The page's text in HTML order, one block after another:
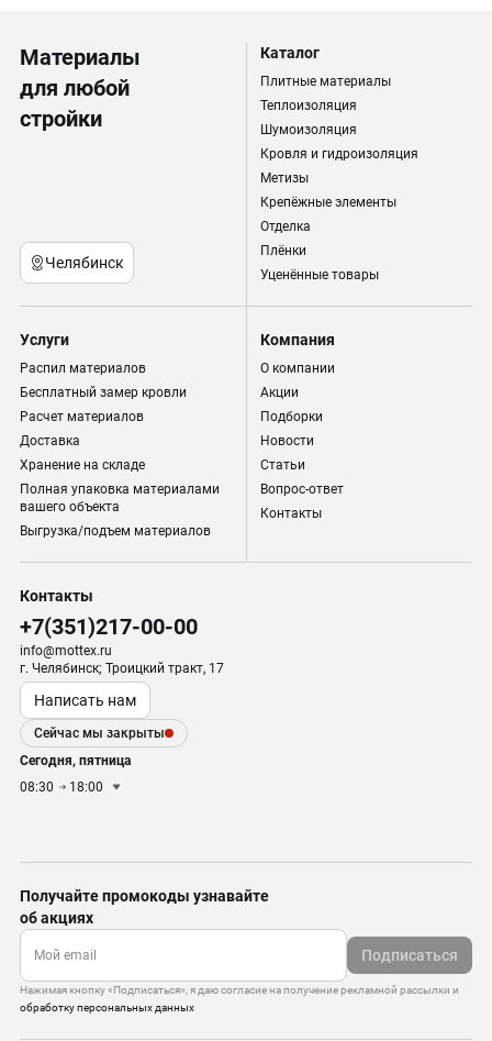
Материалы
для любой
стройки
Челябинск
Каталог
Плитные материалы
Теплоизоляция
Шумоизоляция
Кровля и гидроизоляция
Метизы
Крепёжные элементы
Отделка
Плёнки
Уценённые товары
Услуги
Распил материалов
Бесплатный замер кровли
Расчет материалов
Доставка
Хранение на складе
Полная упаковка материалами
вашего объекта
Выгрузка/подъем материалов
Компания
О компании
Акции
Подборки
Новости
Статьи
Вопрос-ответ
Контакты
Контакты
+7(351)217-00-00
info@mottex.ru
г. Челябинск; Троицкий тракт, 17
Написать нам
Сейчас мы закрыты
Сегодня, пятница
08:30
18:00
Получайте промокоды узнавайте
об акциях
Подписаться
Нажимая кнопку «Подписаться», я даю согласие на получение рекламной рассылки и
обработку персональных данных